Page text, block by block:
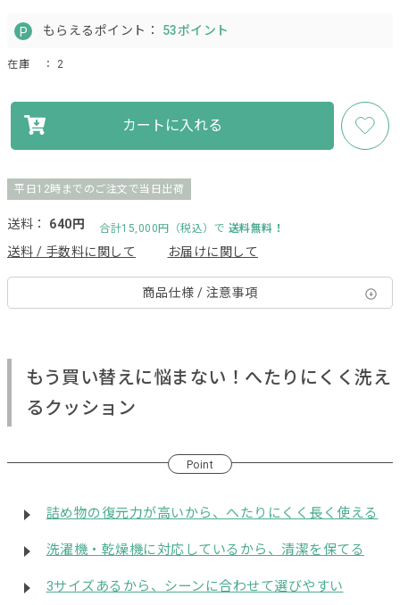
もらえるポイント： 53ポイント
在庫 ： 2
カートに入れる
平日12時までのご注文で当日出荷
送料： 640円 合計15,000円（税込）で 送料無料！
送料 / 手数料に関して お届けに関して
商品仕様 / 注意事項
もう買い替えに悩まない！へたりにくく洗え
るクッション
Point
詰め物の復元力が高いから、へたりにくく長く使える
洗濯機・乾燥機に対応しているから、清潔を保てる
3サイズあるから、シーンに合わせて選びやすい